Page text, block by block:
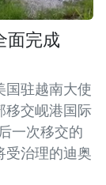
面完成
国驻越南大使
移交岘港国际
一次移交的
受治理的迪奥